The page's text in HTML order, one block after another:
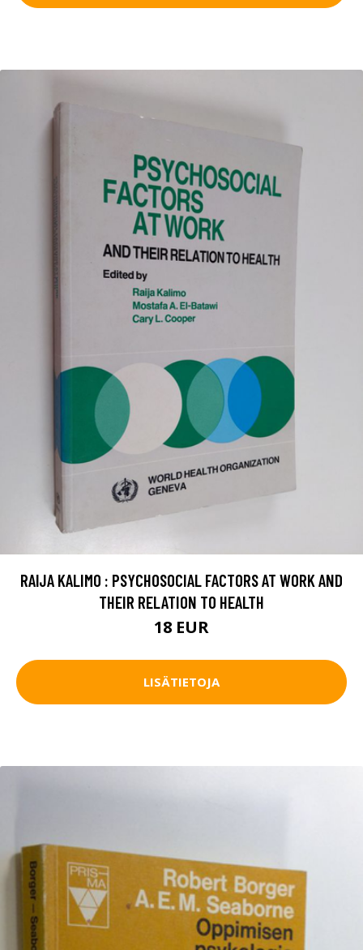
RAIJA KALIMO : PSYCHOSOCIAL FACTORS AT WORK AND
THEIR RELATION TO HEALTH
18 EUR
LISÄTIETOJA